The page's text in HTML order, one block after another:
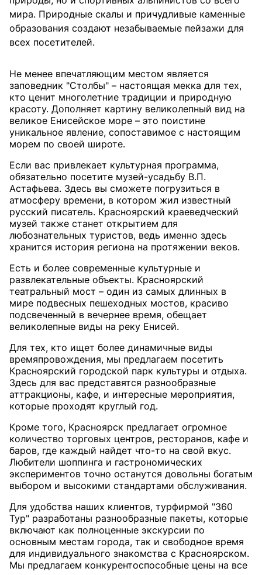
мира. Природные скалы и причудливые каменные
образования создают незабываемые пейзажи для
всех посетителей.
Не менее впечатляющим местом является
заповедник "Столбы" – настоящая мекка для тех,
кто ценит многолетние традиции и природную
красоту. Дополняет картину великолепный вид на
великое Енисейское море – это поистине
уникальное явление, сопоставимое с настоящим
морем по своей широте.
Если вас привлекает культурная программа,
обязательно посетите музей-усадьбу В.П.
Астафьева. Здесь вы сможете погрузиться в
атмосферу времени, в котором жил известный
русский писатель. Красноярский краеведческий
музей также станет открытием для
любознательных туристов, ведь именно здесь
хранится история региона на протяжении веков.
Есть и более современные культурные и
развлекательные объекты. Красноярский
театральный мост – один из самых длинных в
мире подвесных пешеходных мостов, красиво
подсвеченный в вечернее время, обещает
великолепные виды на реку Енисей.
Для тех, кто ищет более динамичные виды
времяпровождения, мы предлагаем посетить
Красноярский городской парк культуры и отдыха.
Здесь для вас представятся разнообразные
аттракционы, кафе, и интересные мероприятия,
которые проходят круглый год.
Кроме того, Красноярск предлагает огромное
количество торговых центров, ресторанов, кафе и
баров, где каждый найдет что-то на свой вкус.
Любители шоппинга и гастрономических
экспериментов точно останутся довольны богатым
выбором и высокими стандартами обслуживания.
Для удобства наших клиентов, турфирмой "360
Тур" разработаны разнообразные пакеты, которые
включают как полноценные экскурсии по
основным местам города, так и свободное время
для индивидуального знакомства с Красноярском.
Мы предлагаем конкурентоспособные цены на все